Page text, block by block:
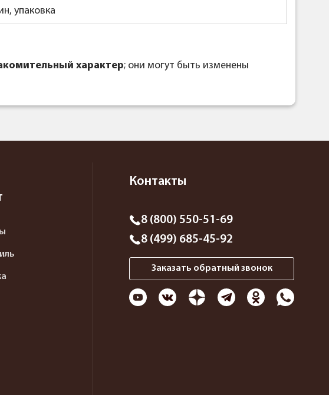
упаковка
характер; они могут быть изменены
Контакты
8 (800) 550-51-69
8 (499) 685-45-92
Заказать обратный звонок